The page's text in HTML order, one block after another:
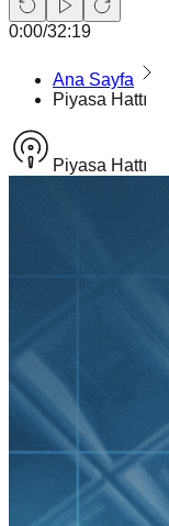
0:00/32:19
Ana Sayfa
Piyasa Hattı
Piyasa Hattı